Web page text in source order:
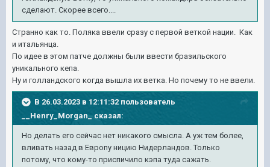
сделают. Скорее всего....
Странно как то. Поляка ввели сразу с первой веткой нации. Как
и итальянца.
По идее в этом патче должны были ввести бразильского
уникального кепа.
Ну и голландского когда вышла их ветка. Но почему то не ввели.
В 26.03.2023 в 12:11:32 пользователь
__Henry_Morgan_ сказал:
Но делать его сейчас нет никакого смысла. А уж тем более,
вливать назад в Европу ницию Нидерландов. Только
потому, что кому-то приспичило кэпа туда сажать.